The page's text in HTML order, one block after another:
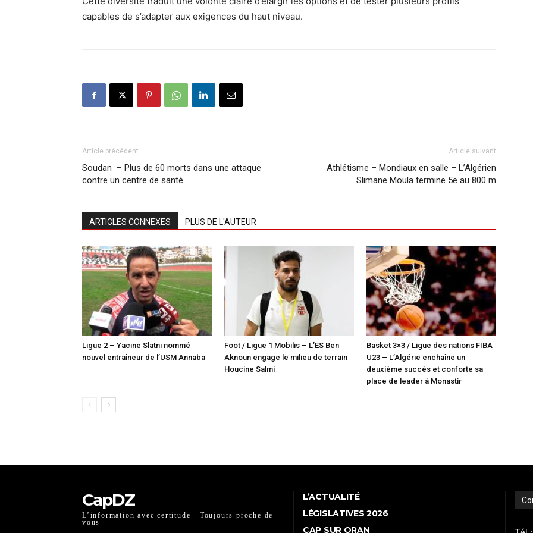
capables de s’adapter aux exigences du haut niveau.
Article précédent
Soudan – Plus de 60 morts dans une attaque
contre un centre de santé
Article suivant
Athlétisme – Mondiaux en salle – L’Algérien
Slimane Moula termine 5e au 800 m
ARTICLES CONNEXES PLUS DE L'AUTEUR
Ligue 2 – Yacine Slatni nommé
nouvel entraîneur de l’USM Annaba
Foot / Ligue 1 Mobilis – L’ES Ben
Aknoun engage le milieu de terrain
Houcine Salmi
Basket 3×3 / Ligue des nations FIBA
U23 – L’Algérie enchaîne un
deuxième succès et conforte sa
place de leader à Monastir
CapDZ
L’information avec certitude - Toujours proche de
vous
L’ACTUALITÉ
LÉGISLATIVES 2026
CAP SUR ORAN